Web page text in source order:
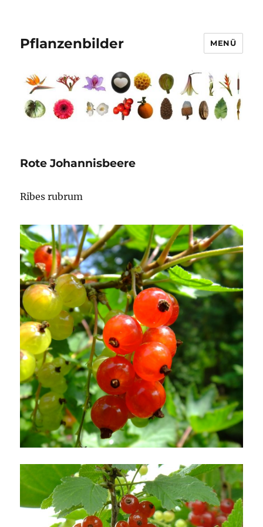
Pflanzenbilder MENÜ
Rote Johannisbeere
Ribes rubrum